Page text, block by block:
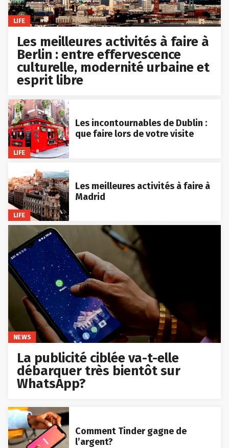
LIFE
Les meilleures activités à faire à
Berlin : entre effervescence
culturelle, modernité urbaine et
esprit libre
LIFE
Les incontournables de Dublin :
que faire lors de votre visite
LIFE
Les meilleures activités à faire à
Madrid
NEWS
La publicité ciblée va-t-elle
débarquer très bientôt sur
WhatsApp?
Comment Tinder gagne de
l’argent?